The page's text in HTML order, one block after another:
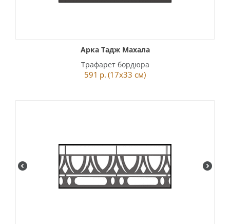
Арка Тадж Махала
Трафарет бордюра
591 р. (17x33 см)